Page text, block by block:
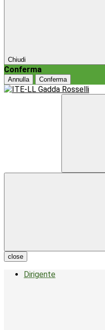
Chiudi
Conferma
Annulla Conferma
close
Dirigente